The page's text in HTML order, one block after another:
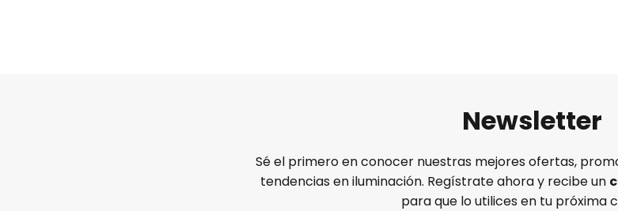
Newsletter
Sé el primero en conocer nuestras mejores ofertas,
tendencias en iluminación. Regístrate ahora y recibe un
para que lo utilices en tu próxima